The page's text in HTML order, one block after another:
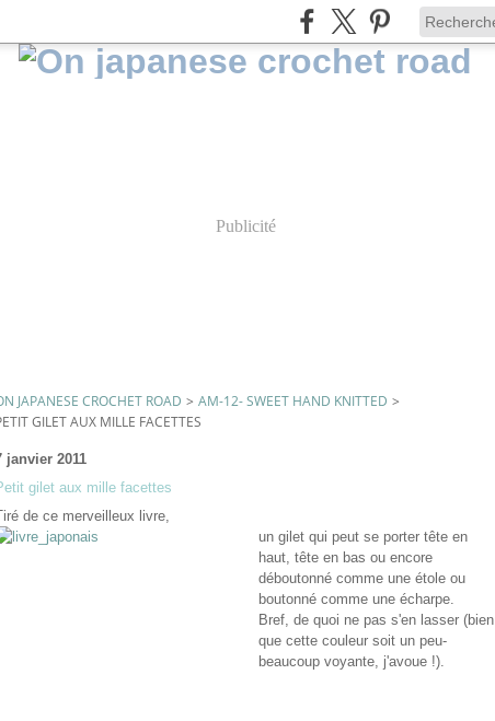
Publicité
JAPANESE CROCHET ROAD > AM-12- SWEET HAND KNITTED >
GILET AUX MILLE FACETTES
janvier 2011
gilet aux mille facettes
de ce merveilleux livre,
un gilet qui peut se porter tête en
haut, tête en bas ou encore
déboutonné comme une étole ou
boutonné comme une écharpe.
Bref, de quoi ne pas s'en lasser (bien
que cette couleur soit un peu-
beaucoup voyante, j'avoue !).